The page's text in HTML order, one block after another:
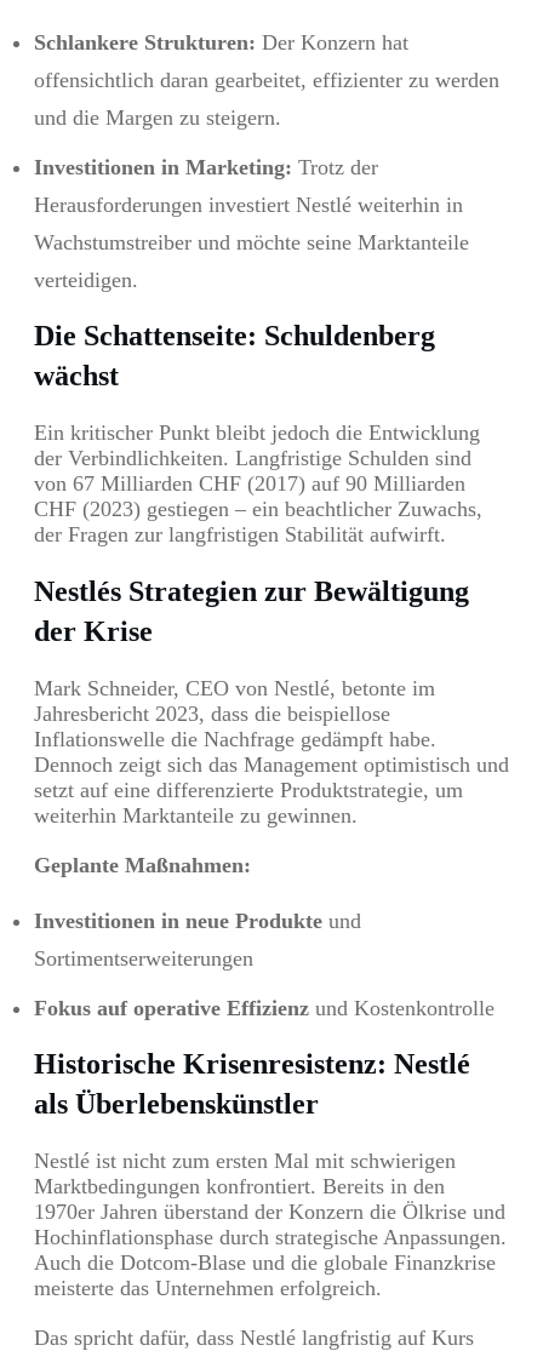
Schlankere Strukturen: Der Konzern hat
offensichtlich daran gearbeitet, effizienter zu werden
und die Margen zu steigern.
Investitionen in Marketing: Trotz der
Herausforderungen investiert Nestlé weiterhin in
Wachstumstreiber und möchte seine Marktanteile
verteidigen.
Die Schattenseite: Schuldenberg
wächst
Ein kritischer Punkt bleibt jedoch die Entwicklung
der Verbindlichkeiten. Langfristige Schulden sind
von 67 Milliarden CHF (2017) auf 90 Milliarden
CHF (2023) gestiegen – ein beachtlicher Zuwachs,
der Fragen zur langfristigen Stabilität aufwirft.
Nestlés Strategien zur Bewältigung
der Krise
Mark Schneider, CEO von Nestlé, betonte im
Jahresbericht 2023, dass die beispiellose
Inflationswelle die Nachfrage gedämpft habe.
Dennoch zeigt sich das Management optimistisch und
setzt auf eine differenzierte Produktstrategie, um
weiterhin Marktanteile zu gewinnen.
Geplante Maßnahmen:
Investitionen in neue Produkte und
Sortimentserweiterungen
Fokus auf operative Effizienz und Kostenkontrolle
Historische Krisenresistenz: Nestlé
als Überlebenskünstler
Nestlé ist nicht zum ersten Mal mit schwierigen
Marktbedingungen konfrontiert. Bereits in den
1970er Jahren überstand der Konzern die Ölkrise und
Hochinflationsphase durch strategische Anpassungen.
Auch die Dotcom-Blase und die globale Finanzkrise
meisterte das Unternehmen erfolgreich.
Das spricht dafür, dass Nestlé langfristig auf Kurs